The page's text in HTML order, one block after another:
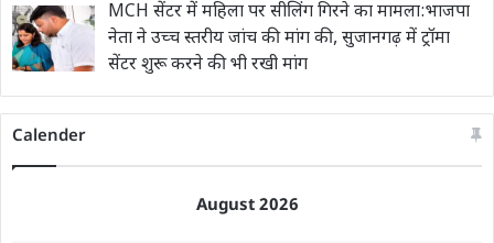
MCH सेंटर में महिला पर सीलिंग गिरने का मामला:भाजपा
नेता ने उच्च स्तरीय जांच की मांग की, सुजानगढ़ में ट्रॉमा
सेंटर शुरू करने की भी रखी मांग
Calender
August 2026